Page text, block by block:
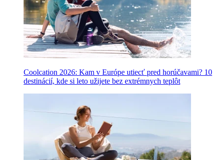
Coolcation 2026: Kam v Európe utiecť pred horúčavami? 10
destinácií, kde si leto užijete bez extrémnych teplôt